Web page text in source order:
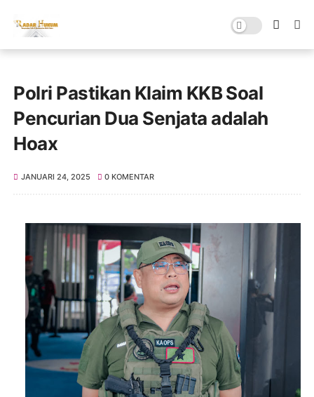
Polri Pastikan Klaim KKB Soal
Pencurian Dua Senjata adalah
Hoax
JANUARI 24, 2025 0 KOMENTAR